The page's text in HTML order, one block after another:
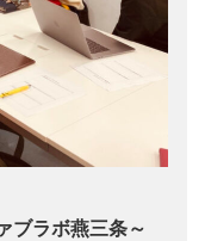
ブラボ燕三条～